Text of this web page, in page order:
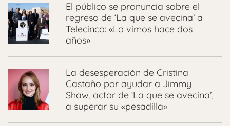
El público se pronuncia sobre el
regreso de ‘La que se avecina’ a
Telecinco: «Lo vimos hace dos
años»
La desesperación de Cristina
Castaño por ayudar a Jimmy
Shaw, actor de ‘La que se avecina’,
a superar su «pesadilla»